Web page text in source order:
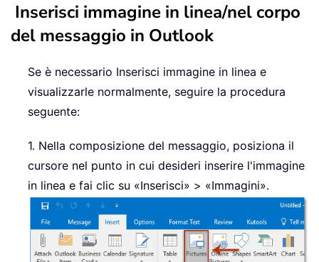
Inserisci immagine in linea/nel corpo
del messaggio in Outlook
Se è necessario Inserisci immagine in linea e
visualizzarle normalmente, seguire la procedura
seguente:
1. Nella composizione del messaggio, posiziona il
cursore nel punto in cui desideri inserire l'immagine
in linea e fai clic su «Inserisci» > «Immagini».